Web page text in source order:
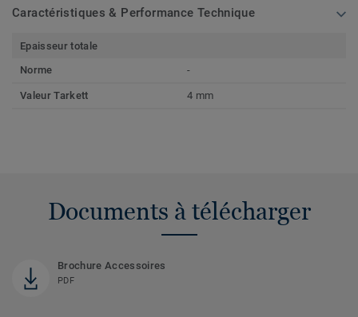
Caractéristiques & Performance Technique
Epaisseur totale
Norme
-
Valeur Tarkett 4 mm
Documents à télécharger
Brochure Accessoires
PDF